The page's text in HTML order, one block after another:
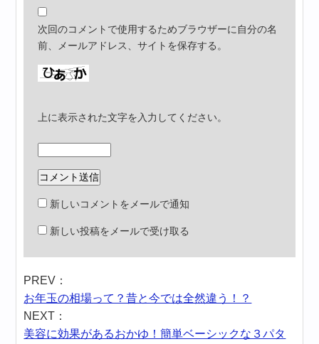
次回のコメントで使用するためブラウザーに自分の名
前、メールアドレス、サイトを保存する。
上に表示された文字を入力してください。
新しいコメントをメールで通知
新しい投稿をメールで受け取る
PREV：
お年玉の相場って？昔と今では全然違う！？
NEXT：
美容に効果があるおかゆ！簡単ベーシックな３パタ